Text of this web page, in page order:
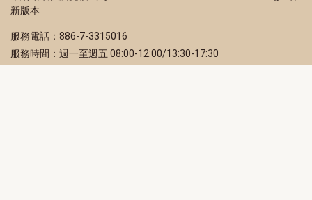
新版本
服務電話：886-7-3315016
服務時間：週一至週五 08:00-12:00/13:30-17:30